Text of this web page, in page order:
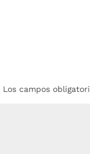
Los campos